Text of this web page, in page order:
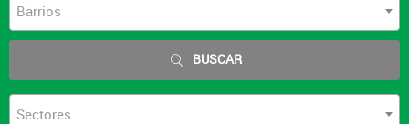
Barrios
BUSCAR
Sectores